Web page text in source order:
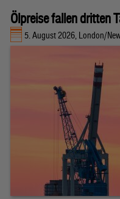
Ölpreise fallen dritten
5. August 2026, London/